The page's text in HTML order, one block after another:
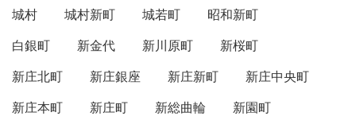
城村
城村新町 城若町
昭和新町
白銀町
新金代 新川原町
新桜町
新庄北町
新庄銀座 新庄新町
新庄中央町
新庄本町
新庄町 新総曲輪
新園町